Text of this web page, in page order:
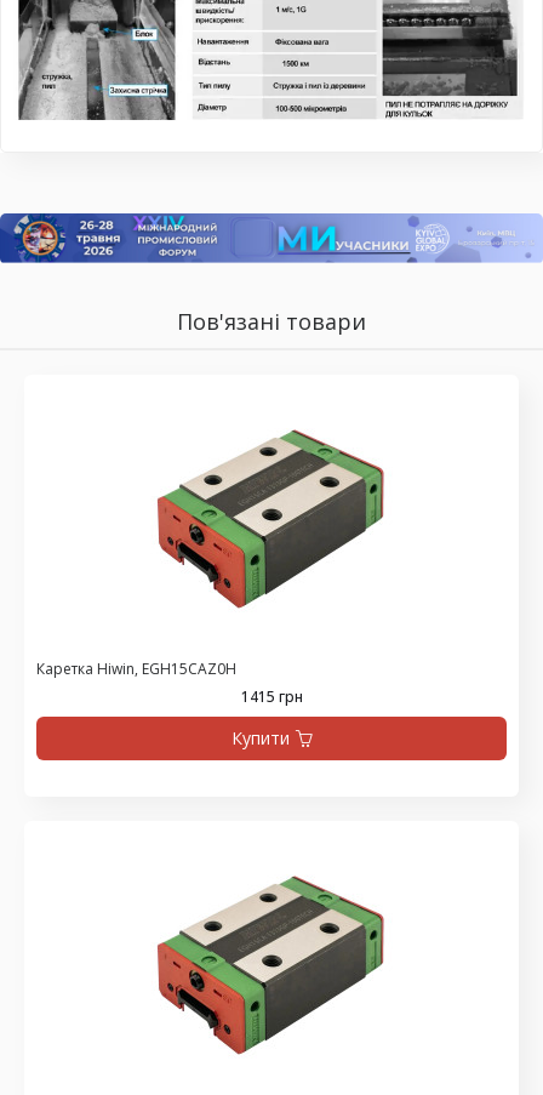
Пов'язані товари
Каретка Hiwin, EGH15CAZ0H
1415 грн
Купити